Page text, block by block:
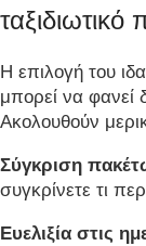
ταξιδιωτικό
Η επιλογή του
μπορεί να
Ακολουθούν
Σύγκριση
συγκρίνετε τι
Ευελιξία στις